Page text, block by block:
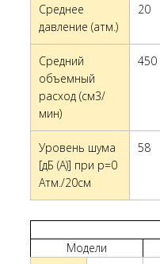
Среднее
давление (атм.)
20
Средний
объемный
расход (см3/
мин)
450
Уровень шума
[дБ (A)] при p=0
Атм./20см
58
Модели